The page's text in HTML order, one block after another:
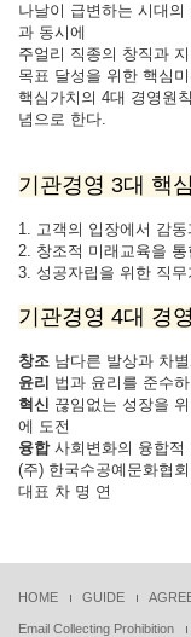
나날이 급변하는 시대
과 동시에
주얼리 직종의 창직과
목표 달성을 위한 핵심
핵심가치의 4대 경영원
념으로 한다.
기관경영 3대 핵
1. 고객의 입장에서 감
2. 창조적 미래교육을
3. 성공자립을 위한 직
기관경영 4대 경
창조 남다른 발상과 차
윤리 법과 윤리를 준수
혁신 끊임없는 성장을
에 도전
융합사회변화의 융합적
(주) 한국수공예문화협회
대표 차 명 연
HOME GUIDE
Email Collecting Prohibition